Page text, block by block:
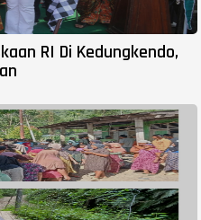
RI Di Kedungkendo,